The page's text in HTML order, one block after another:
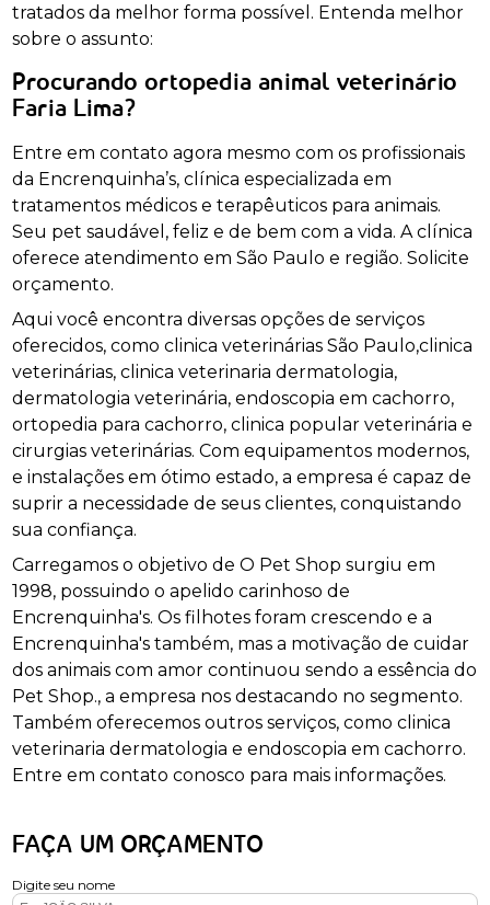
tratados da melhor forma possível. Entenda melhor
sobre o assunto:
Procurando ortopedia animal veterinário
Faria Lima?
Entre em contato agora mesmo com os profissionais
da Encrenquinha’s, clínica especializada em
tratamentos médicos e terapêuticos para animais.
Seu pet saudável, feliz e de bem com a vida. A clínica
oferece atendimento em São Paulo e região. Solicite
orçamento.
Aqui você encontra diversas opções de serviços
oferecidos, como clinica veterinárias São Paulo,clinica
veterinárias, clinica veterinaria dermatologia,
dermatologia veterinária, endoscopia em cachorro,
ortopedia para cachorro, clinica popular veterinária e
cirurgias veterinárias. Com equipamentos modernos,
e instalações em ótimo estado, a empresa é capaz de
suprir a necessidade de seus clientes, conquistando
sua confiança.
Carregamos o objetivo de O Pet Shop surgiu em
1998, possuindo o apelido carinhoso de
Encrenquinha's. Os filhotes foram crescendo e a
Encrenquinha's também, mas a motivação de cuidar
dos animais com amor continuou sendo a essência do
Pet Shop., a empresa nos destacando no segmento.
Também oferecemos outros serviços, como clinica
veterinaria dermatologia e endoscopia em cachorro.
Entre em contato conosco para mais informações.
FAÇA UM ORÇAMENTO
Digite seu nome